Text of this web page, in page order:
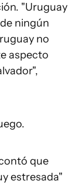
"Uruguay
ningún
no
aspecto
que
estresada"